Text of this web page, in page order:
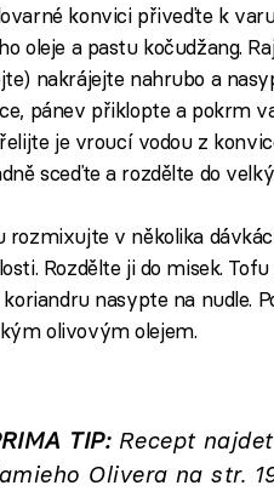
konvici přiveďte k
oleje a pastu kočudžang.
nakrájejte nahrubo a
pánev přiklopte a pokrm
je vroucí vodou z
sceďte a rozdělte do
rozmixujte v několika
Rozdělte ji do misek.
nasypte na nudle.
olivovým olejem.
TIP: Recept
Olivera na str.